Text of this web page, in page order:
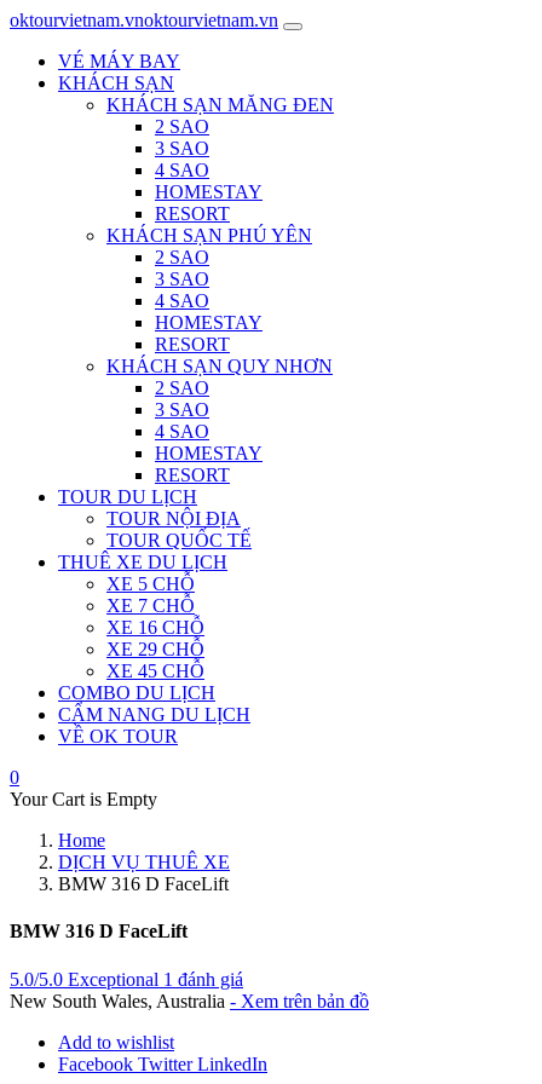
oktourvietnam.vnoktourvietnam.vn
VÉ MÁY BAY
KHÁCH SẠN
KHÁCH SẠN MĂNG ĐEN
2 SAO
3 SAO
4 SAO
HOMESTAY
RESORT
KHÁCH SẠN PHÚ YÊN
2 SAO
3 SAO
4 SAO
HOMESTAY
RESORT
KHÁCH SẠN QUY NHƠN
2 SAO
3 SAO
4 SAO
HOMESTAY
RESORT
TOUR DU LỊCH
TOUR NỘI ĐỊA
TOUR QUỐC TẾ
THUÊ XE DU LỊCH
XE 5 CHỖ
XE 7 CHỖ
XE 16 CHỖ
XE 29 CHỖ
XE 45 CHỖ
COMBO DU LỊCH
CẨM NANG DU LỊCH
VỀ OK TOUR
0
Your Cart is Empty
Home
DỊCH VỤ THUÊ XE
BMW 316 D FaceLift
BMW 316 D FaceLift
5.0/5.0 Exceptional 1 đánh giá
New South Wales, Australia - Xem trên bản đồ
Add to wishlist
Facebook TwitterLinkedIn